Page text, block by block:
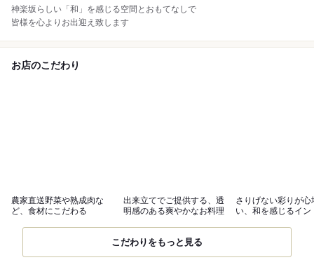
神楽坂らしい「和」を感じる空間とおもてなしで
皆様を心よりお出迎え致します
お店のこだわり
農家直送野菜や熟成肉な
ど、食材にこだわる
出来立てでご提供する、透
明感のある爽やかなお料理
さりげない彩りが心
い、和を感じるイン
こだわりをもっと見る